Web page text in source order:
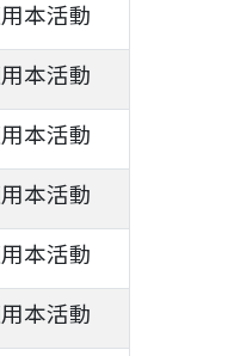
本活動
本活動
本活動
本活動
本活動
本活動